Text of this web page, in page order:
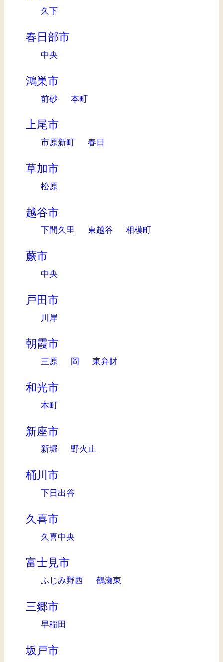
久下
春日部市
中央
鴻巣市
前砂 本町
上尾市
市原新町 春日
草加市
松原
越谷市
下間久里 東越谷 相模町
蕨市
中央
戸田市
川岸
朝霞市
三原 岡 東弁財
和光市
本町
新座市
新堀 野火止
桶川市
下日出谷
久喜市
久喜中央
富士見市
ふじみ野西 鶴瀬東
三郷市
早稲田
坂戸市